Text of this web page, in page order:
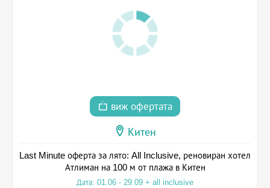
виж офертата
Китен
Last Minute оферта за лято: All Inclusive, реновиран хотел
Атлиман на 100 м от плажа в Китен
Дата: 01.06 - 29.09 + all inclusive